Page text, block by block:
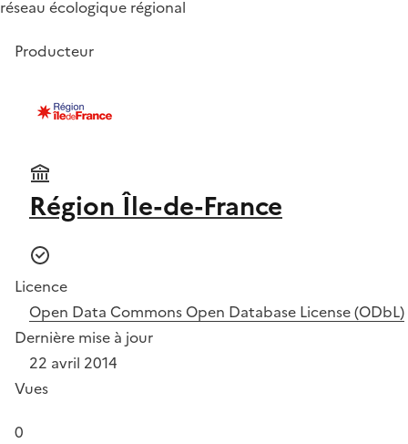
réseau écologique régional
Producteur
Région Île-de-France
Licence
Open Data Commons Open Database License (ODbL)
Dernière mise à jour
22 avril 2014
Vues
0